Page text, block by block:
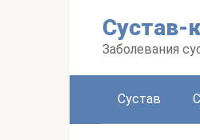
Сустав-
Заболевания
Сустав